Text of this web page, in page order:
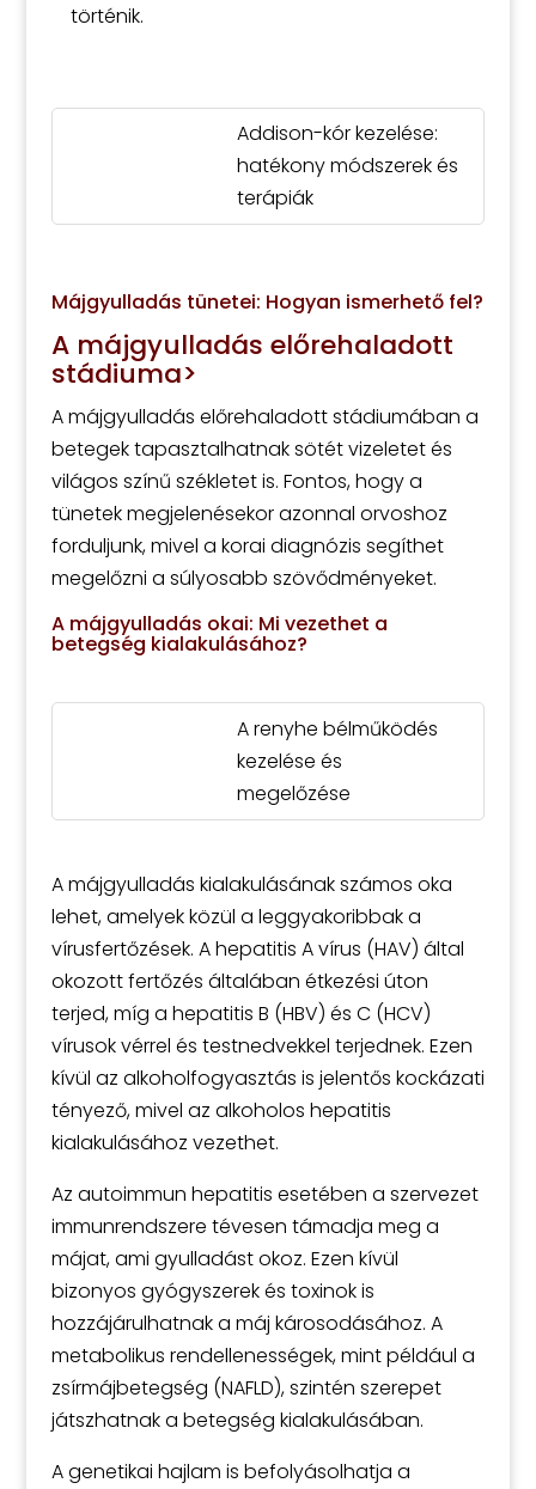
történik.
Addison-kór kezelése:
hatékony módszerek és
terápiák
Májgyulladás tünetei: Hogyan ismerhető fel?
A májgyulladás előrehaladott
stádiuma>
A májgyulladás előrehaladott stádiumában a
betegek tapasztalhatnak sötét vizeletet és
világos színű székletet is. Fontos, hogy a
tünetek megjelenésekor azonnal orvoshoz
forduljunk, mivel a korai diagnózis segíthet
megelőzni a súlyosabb szövődményeket.
A májgyulladás okai: Mi vezethet a
betegség kialakulásához?
A renyhe bélműködés
kezelése és
megelőzése
A májgyulladás kialakulásának számos oka
lehet, amelyek közül a leggyakoribbak a
vírusfertőzések. A hepatitis A vírus (HAV) által
okozott fertőzés általában étkezési úton
terjed, míg a hepatitis B (HBV) és C (HCV)
vírusok vérrel és testnedvekkel terjednek. Ezen
kívül az alkoholfogyasztás is jelentős kockázati
tényező, mivel az alkoholos hepatitis
kialakulásához vezethet.
Az autoimmun hepatitis esetében a szervezet
immunrendszere tévesen támadja meg a
májat, ami gyulladást okoz. Ezen kívül
bizonyos gyógyszerek és toxinok is
hozzájárulhatnak a máj károsodásához. A
metabolikus rendellenességek, mint például a
zsírmájbetegség (NAFLD), szintén szerepet
játszhatnak a betegség kialakulásában.
A genetikai hajlam is befolyásolhatja a